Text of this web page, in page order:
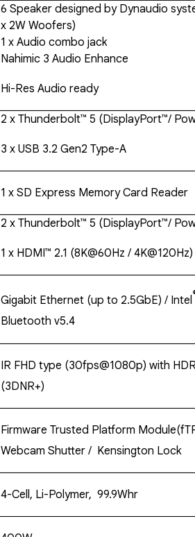
6 Speaker designed by Dynaudio
x 2W Woofers)
1 x Audio combo jack
Nahimic 3 Audio Enhance
Hi-Res Audio ready
2 x Thunderbolt™ 5 (DisplayPort™/
3 x USB 3.2 Gen2 Type-A
1 x SD Express Memory Card Reader
2 x Thunderbolt™ 5 (DisplayPort™/
1 x HDMI™ 2.1 (8K@60Hz / 4K@120Hz)
Gigabit Ethernet (up to 2.5GbE) / Intel
Bluetooth v5.4
IR FHD type (30fps@1080p) with
(3DNR+)
Firmware Trusted Platform
Webcam Shutter / Kensington Lock
4-Cell, Li-Polymer, 99.9Whr